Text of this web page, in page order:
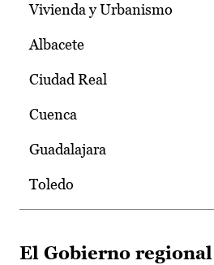
Vivienda y Urbanismo
Albacete
Ciudad Real
Cuenca
Guadalajara
Toledo
El Gobierno